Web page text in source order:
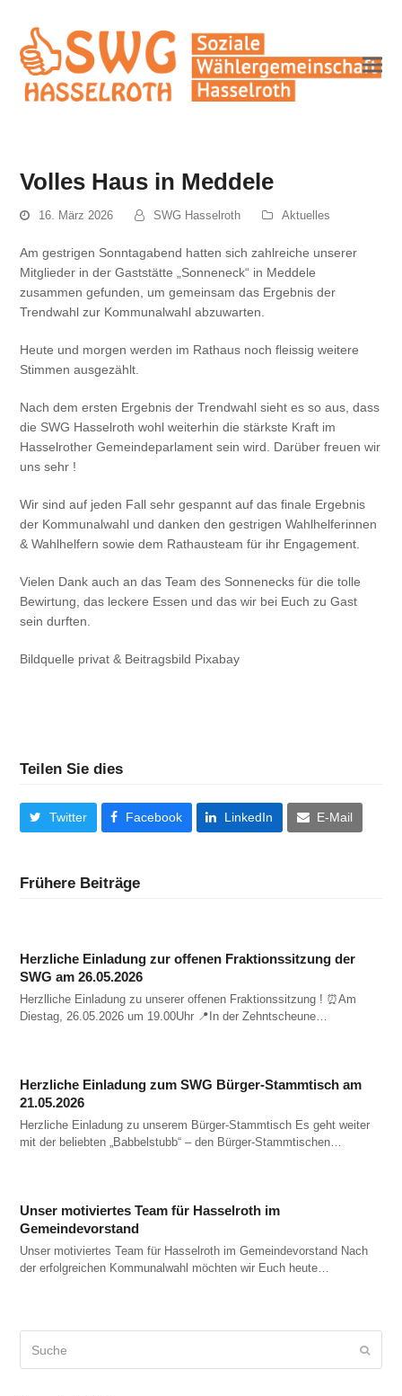
Volles Haus in Meddele
16. März 2026 SWG Hasselroth Aktuelles
Am gestrigen Sonntagabend hatten sich zahlreiche unserer
Mitglieder in der Gaststätte „Sonneneck“ in Meddele
zusammen gefunden, um gemeinsam das Ergebnis der
Trendwahl zur Kommunalwahl abzuwarten.
Heute und morgen werden im Rathaus noch fleissig weitere
Stimmen ausgezählt.
Nach dem ersten Ergebnis der Trendwahl sieht es so aus, dass
die SWG Hasselroth wohl weiterhin die stärkste Kraft im
Hasselrother Gemeindeparlament sein wird. Darüber freuen wir
uns sehr !
Wir sind auf jeden Fall sehr gespannt auf das finale Ergebnis
der Kommunalwahl und danken den gestrigen Wahlhelferinnen
& Wahlhelfern sowie dem Rathausteam für ihr Engagement.
Vielen Dank auch an das Team des Sonnenecks für die tolle
Bewirtung, das leckere Essen und das wir bei Euch zu Gast
sein durften.
Bildquelle privat & Beitragsbild Pixabay
Teilen Sie dies
Twitter Facebook LinkedIn E-Mail
Frühere Beiträge
Herzliche Einladung zur offenen Fraktionssitzung der
SWG am 26.05.2026
Herzlliche Einladung zu unserer offenen Fraktionssitzung ! ⏰️Am
Diestag, 26.05.2026 um 19.00Uhr 📍In der Zehntscheune…
Herzliche Einladung zum SWG Bürger-Stammtisch am
21.05.2026
Herzliche Einladung zu unserem Bürger-Stammtisch Es geht weiter
mit der beliebten „Babbelstubb“ – den Bürger-Stammtischen…
Unser motiviertes Team für Hasselroth im
Gemeindevorstand
Unser motiviertes Team für Hasselroth im Gemeindevorstand Nach
der erfolgreichen Kommunalwahl möchten wir Euch heute…